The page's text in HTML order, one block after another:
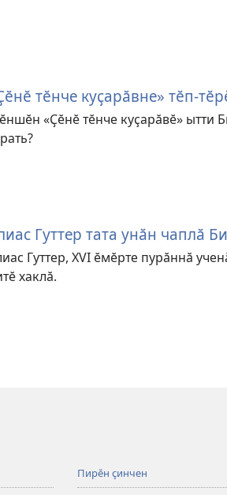
тӗнче куҫарӑвне» тӗп-
«Ҫӗнӗ тӗнче куҫарӑвӗ» ытти
Гуттер тата унӑн чаплӑ
Гуттер, XVI ӗмӗрте пурӑннӑ
хаклӑ.
Пирӗн ҫинчен